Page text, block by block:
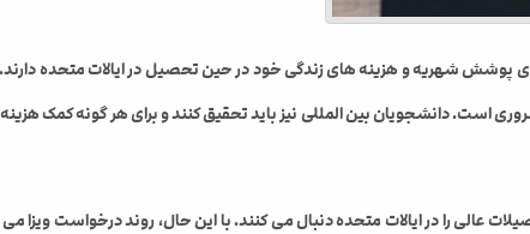
پوشش شهریه و هزینه های زندگی خود در حین تحصیل در ایالات متحده
است. دانشجویان بین المللی نیز باید تحقیق کنند و برای هر گونه کمک
عالی را در ایالات متحده دنبال می کنند. با این حال، روند درخواست ویزا می